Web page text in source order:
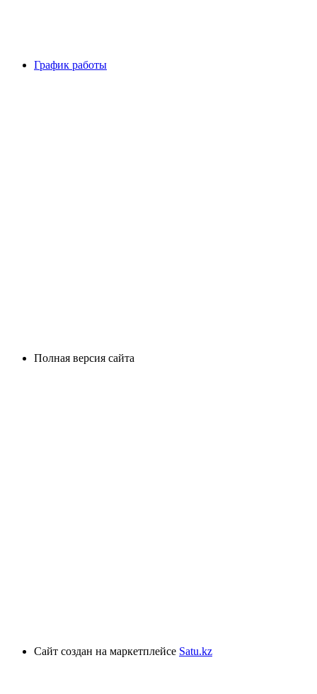
График работы
Полная версия сайта
Сайт создан на маркетплейсе Satu.kz